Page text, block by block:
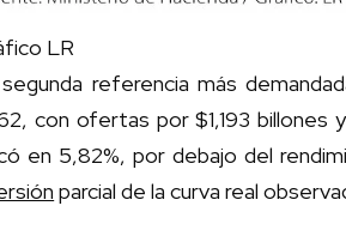
LR
referencia más
con ofertas por $1,193 billones
en 5,82%, por debajo del
parcial de la curva real